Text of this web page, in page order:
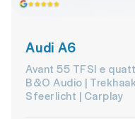
Audi A6
Avant 55 TFSI e
B&O Audio |
Sfeerlicht | Carplay